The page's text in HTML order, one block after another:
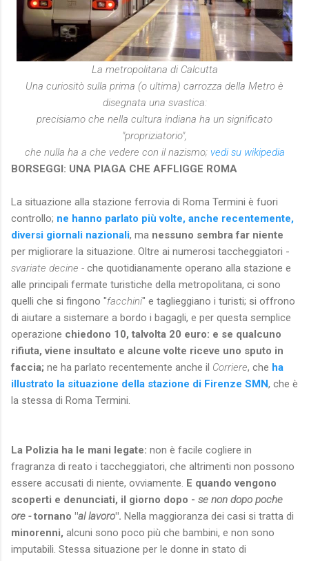
La metropolitana di Calcutta
Una curiositò sulla prima (o ultima) carrozza della Metro è
disegnata una svastica:
precisiamo che nella cultura indiana ha un significato
"propriziatorio",
che nulla ha a che vedere con il nazismo; vedi su wikipedia
BORSEGGI: UNA PIAGA CHE AFFLIGGE ROMA
La situazione alla stazione ferrovia di Roma Termini è fuori
controllo; ne hanno parlato più volte, anche recentemente,
diversi giornali nazionali, ma nessuno sembra far niente
per migliorare la situazione. Oltre ai numerosi taccheggiatori -
svariate decine - che quotidianamente operano alla stazione e
alle principali fermate turistiche della metropolitana, ci sono
quelli che si fingono "facchini" e taglieggiano i turisti; si offrono
di aiutare a sistemare a bordo i bagagli, e per questa semplice
operazione chiedono 10, talvolta 20 euro: e se qualcuno
rifiuta, viene insultato e alcune volte riceve uno sputo in
faccia; ne ha parlato recentemente anche il Corriere, che ha
illustrato la situazione della stazione di Firenze SMN, che è
la stessa di Roma Termini.
La Polizia ha le mani legate: non è facile cogliere in
fragranza di reato i taccheggiatori, che altrimenti non possono
essere accusati di niente, ovviamente. E quando vengono
scoperti e denunciati, il giorno dopo - se non dopo poche
ore -tornano "al lavoro". Nella maggioranza dei casi si tratta di
minorenni, alcuni sono poco più che bambini, e non sono
imputabili. Stessa situazione per le donne in stato di